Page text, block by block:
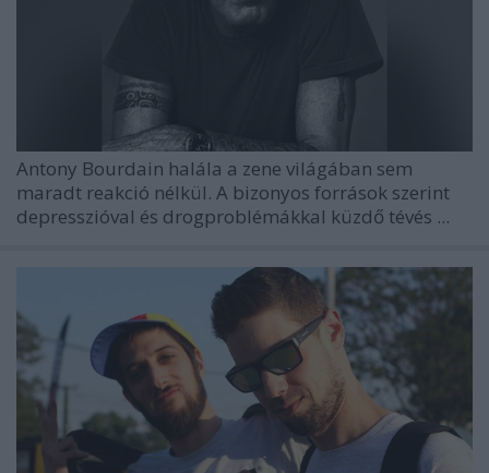
Antony Bourdain halála a zene világában sem
maradt reakció nélkül. A bizonyos források szerint
depresszióval és drogproblémákkal küzdő tévés ...